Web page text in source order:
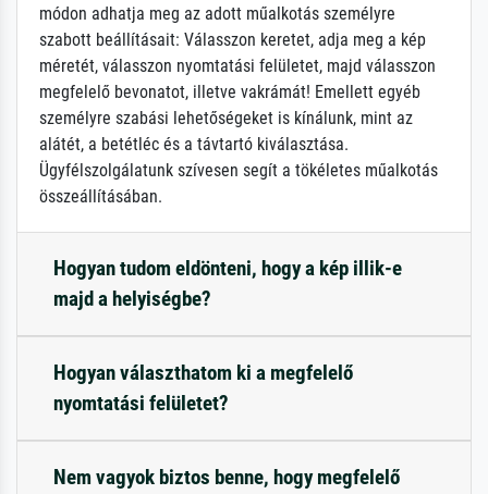
módon adhatja meg az adott műalkotás személyre
szabott beállításait: Válasszon keretet, adja meg a kép
méretét, válasszon nyomtatási felületet, majd válasszon
megfelelő bevonatot, illetve vakrámát! Emellett egyéb
személyre szabási lehetőségeket is kínálunk, mint az
alátét, a betétléc és a távtartó kiválasztása.
Ügyfélszolgálatunk szívesen segít a tökéletes műalkotás
összeállításában.
Hogyan tudom eldönteni, hogy a kép illik-e
majd a helyiségbe?
Hogyan választhatom ki a megfelelő
nyomtatási felületet?
Nem vagyok biztos benne, hogy megfelelő